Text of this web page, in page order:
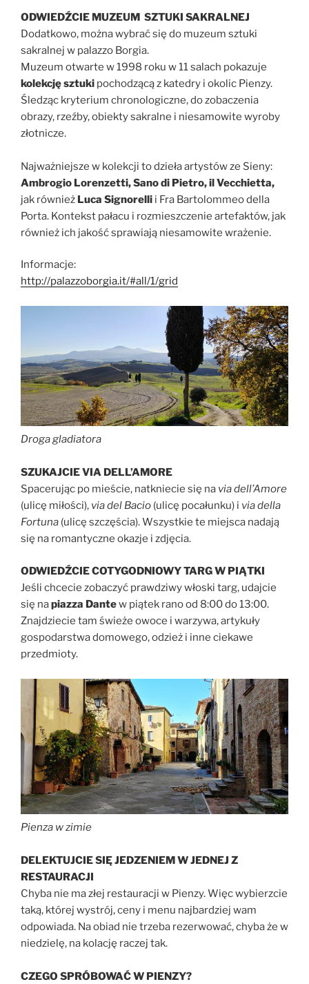
ODWIEDŹCIE MUZEUM SZTUKI SAKRALNEJ
Dodatkowo, można wybrać się do muzeum sztuki
sakralnej w palazzo Borgia.
Muzeum otwarte w 1998 roku w 11 salach pokazuje
kolekcję sztuki pochodzącą z katedry i okolic Pienzy.
Śledząc kryterium chronologiczne, do zobaczenia
obrazy, rzeźby, obiekty sakralne i niesamowite wyroby
złotnicze.
Najważniejsze w kolekcji to dzieła artystów ze Sieny:
Ambrogio Lorenzetti, Sano di Pietro, il Vecchietta,
jak również Luca Signorelli i Fra Bartolommeo della
Porta. Kontekst pałacu i rozmieszczenie artefaktów, jak
również ich jakość sprawiają niesamowite wrażenie.
Informacje:
http://palazzoborgia.it/#all/1/grid
Droga gladiatora
SZUKAJCIE VIA DELL’AMORE
Spacerując po mieście, natkniecie się na via dell’Amore
(ulicę miłości), via del Bacio (ulicę pocałunku) i via della
Fortuna (ulicę szczęścia). Wszystkie te miejsca nadają
się na romantyczne okazje i zdjęcia.
ODWIEDŹCIE COTYGODNIOWY TARG W PIĄTKI
Jeśli chcecie zobaczyć prawdziwy włoski targ, udajcie
się napiazza Dantew piątek rano od 8:00 do 13:00.
Znajdziecie tam świeże owoce i warzywa, artykuły
gospodarstwa domowego, odzież i inne ciekawe
przedmioty.
Pienza w zimie
DELEKTUJCIE SIĘ JEDZENIEM W JEDNEJ Z
RESTAURACJI
Chyba nie ma złej restauracji w Pienzy. Więc wybierzcie
taką, której wystrój, ceny i menu najbardziej wam
odpowiada. Na obiad nie trzeba rezerwować, chyba że w
niedzielę, na kolację raczej tak.
CZEGO SPRÓBOWAĆ W PIENZY?